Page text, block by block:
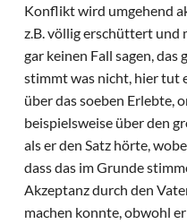
Konflikt wird umgehend
z.B. völlig erschüttert und
gar keinen Fall sagen,
stimmt was nicht, hier tut
über das soeben Erlebte,
beispielsweise über den
als er den Satz hörte,
dass das im Grunde
Akzeptanz durch den
machen konnte, obwohl